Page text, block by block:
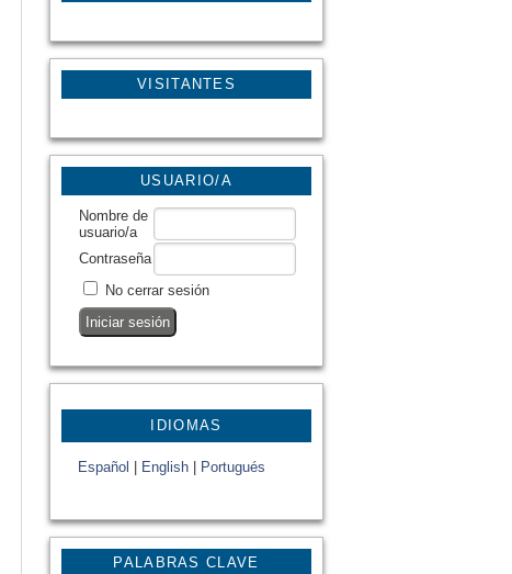
VISITANTES
USUARIO/A
Nombre de
usuario/a
Contraseña
No cerrar sesión
IDIOMAS
Español English Portugués
PALABRAS CLAVE